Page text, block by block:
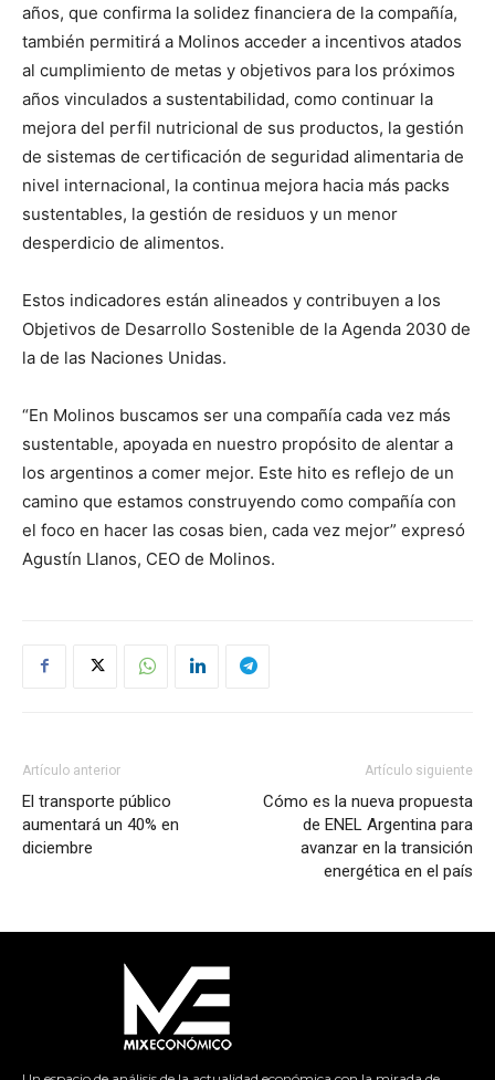
años, que confirma la solidez financiera de la compañía,
también permitirá a Molinos acceder a incentivos atados
al cumplimiento de metas y objetivos para los próximos
años vinculados a sustentabilidad, como continuar la
mejora del perfil nutricional de sus productos, la gestión
de sistemas de certificación de seguridad alimentaria de
nivel internacional, la continua mejora hacia más packs
sustentables, la gestión de residuos y un menor
desperdicio de alimentos.
Estos indicadores están alineados y contribuyen a los
Objetivos de Desarrollo Sostenible de la Agenda 2030 de
la de las Naciones Unidas.
“En Molinos buscamos ser una compañía cada vez más
sustentable, apoyada en nuestro propósito de alentar a
los argentinos a comer mejor. Este hito es reflejo de un
camino que estamos construyendo como compañía con
el foco en hacer las cosas bien, cada vez mejor” expresó
Agustín Llanos, CEO de Molinos.
Artículo anterior
El transporte público
aumentará un 40% en
diciembre
Artículo siguiente
Cómo es la nueva propuesta
de ENEL Argentina para
avanzar en la transición
energética en el país